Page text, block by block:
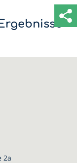
2a